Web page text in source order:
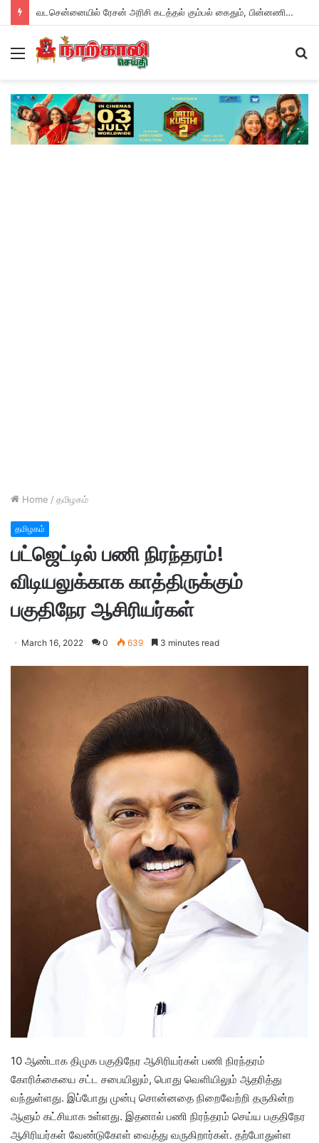
வடசென்னையில் ரேசன் அரிசி கடத்தல் கும்பல் கைதும், பின்னணியும் !
Menu
Home / தமிழகம்
தமிழகம்
பட்ஜெட்டில் பணி நிரந்தரம்!
விடியலுக்காக காத்திருக்கும்
பகுதிநேர ஆசிரியர்கள்
March 16, 2022 0 639 3 minutes read
10 ஆண்டாக திமுக பகுதிநேர ஆசிரியர்கள் பணி நிரந்தரம்
கோரிக்கையை சட்ட சபையிலும், பொது வெளியிலும் ஆதரித்து
வந்துள்ளது. இப்போது முன்பு சொன்னதை நிறைவேற்றி தருகின்ற
ஆளும் கட்சியாக உள்ளது. இதனால் பணி நிரந்தரம் செய்ய பகுதிநேர
ஆசிரியர்கள் வேண்டுகோள் வைத்து வருகிறார்கள். தற்போதுள்ள